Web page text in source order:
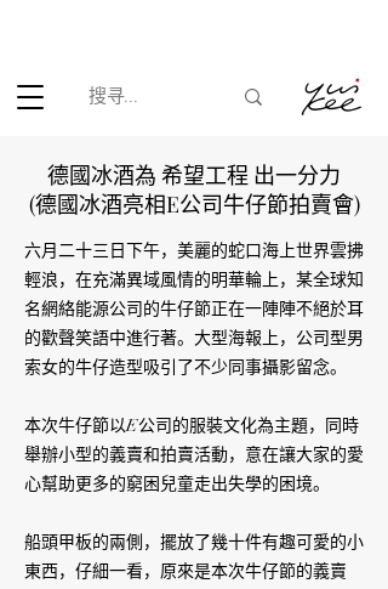
德國冰酒為 希望工程 出一分力
(德國冰酒亮相E公司牛仔節拍賣會)
六月二十三日下午，美麗的蛇口海上世界雲拂
輕浪，在充滿異域風情的明華輪上，某全球知
名網絡能源公司的牛仔節正在一陣陣不絕於耳
的歡聲笑語中進行著。大型海報上，公司型男
索女的牛仔造型吸引了不少同事攝影留念。
本次牛仔節以E公司的服裝文化為主題，同時
舉辦小型的義賣和拍賣活動，意在讓大家的愛
心幫助更多的窮困兒童走出失學的困境。
船頭甲板的兩側，擺放了幾十件有趣可愛的小
東西，仔細一看，原來是本次牛仔節的義賣